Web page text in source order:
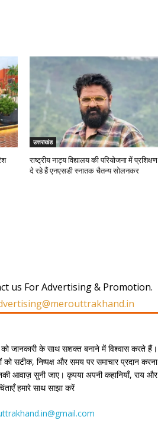
उत्तराखंड
राष्ट्रीय नाट्य विद्यालय की परियोजना में प्रशिक्षण
दे रहे हैं एनएसडी स्नातक चैतन्य सोलनकर
us For Advertising & Promotion.
को जानकारी के साथ सशक्त बनाने में विश्वास करते हैं।
को सटीक, निष्पक्ष और समय पर समाचार प्रदान करना
आवाज़ सुनी जाए। कृपया अपनी कहानियाँ, राय और
हमारे साथ साझा करें